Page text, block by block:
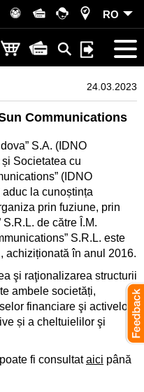
RO
24.03.2023
Communications
S.A. (IDNO
Societatea cu
(IDNO
la cunoștința
prin fuziune, prin
de către Î.M.
S.R.L. este
achiziționată în anul 2016.
şi raţionalizarea structurii
ambele societăți,
financiare şi activelor
și a cheltuielilor şi
fi consultataici până